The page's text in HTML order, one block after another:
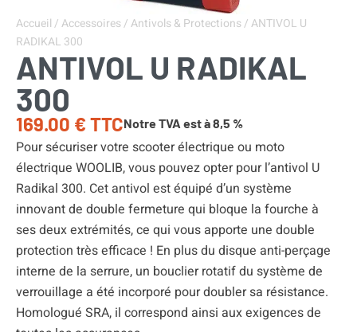
Accueil/Accessoires/Antivols & Protections/ ANTIVOL U
RADIKAL 300
ANTIVOL U RADIKAL
300
169.00 € TTCNotre TVA est à 8,5 %
Pour sécuriser votre scooter électrique ou moto
électrique WOOLIB, vous pouvez opter pour l’antivol U
Radikal 300. Cet antivol est équipé d’un système
innovant de double fermeture qui bloque la fourche à
ses deux extrémités, ce qui vous apporte une double
protection très efficace ! En plus du disque anti-perçage
interne de la serrure, un bouclier rotatif du système de
verrouillage a été incorporé pour doubler sa résistance.
Homologué SRA, il correspond ainsi aux exigences de